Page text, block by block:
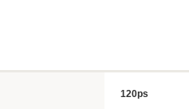
120ps